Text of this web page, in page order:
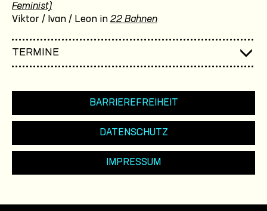
Feminist)
Viktor / Ivan / Leon in 22 Bahnen
TERMINE
BARRIEREFREIHEIT
DATENSCHUTZ
IMPRESSUM